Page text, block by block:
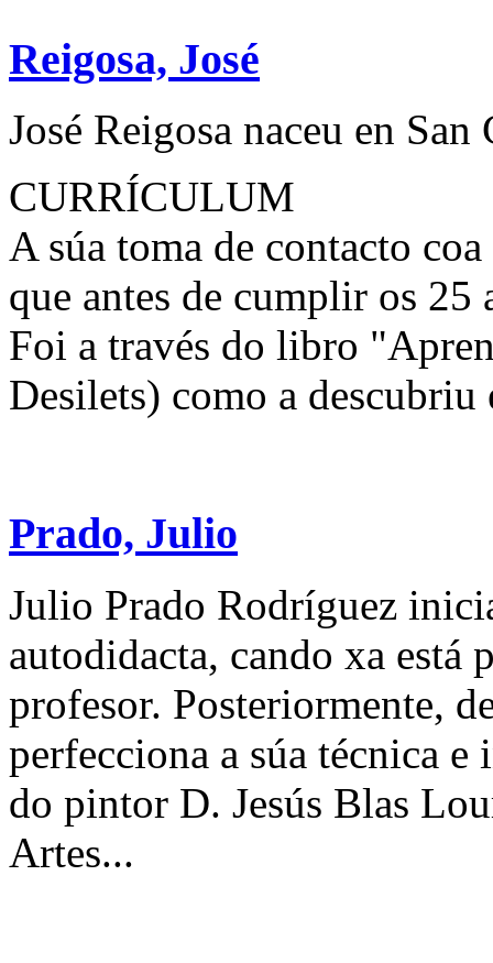
Reigosa, José
José Reigosa naceu en
CURRÍCULUM
A súa toma de contacto
que antes de cumplir os 25
Foi a través do libro
Desilets) como a descubriu
Prado, Julio
Julio Prado Rodríguez
autodidacta, cando xa
profesor. Posteriormente,
perfecciona a súa técnica e
do pintor D. Jesús Blas
Artes...